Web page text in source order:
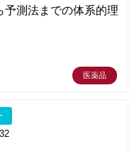
予測法までの体系的理
医薬品